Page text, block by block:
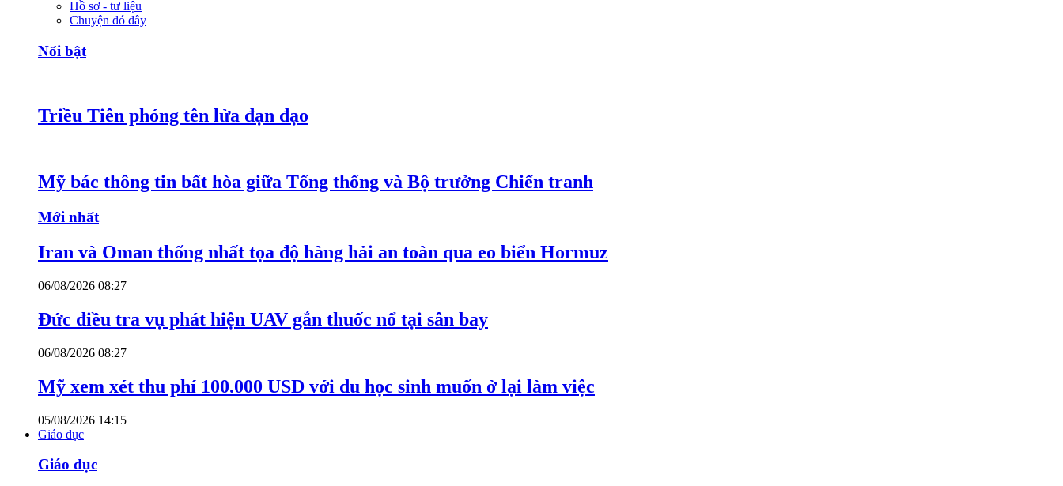
Hồ sơ - tư liệu
Chuyện đó đây
Nổi bật
Triều Tiên phóng tên lửa đạn đạo
Mỹ bác thông tin bất hòa giữa Tổng thống và Bộ trưởng Chiến tranh
Mới nhất
Iran và Oman thống nhất tọa độ hàng hải an toàn qua eo biển Hormuz
06/08/2026 08:27
Đức điều tra vụ phát hiện UAV gắn thuốc nổ tại sân bay
06/08/2026 08:27
Mỹ xem xét thu phí 100.000 USD với du học sinh muốn ở lại làm việc
05/08/2026 14:15
Giáo dục
Giáo dục